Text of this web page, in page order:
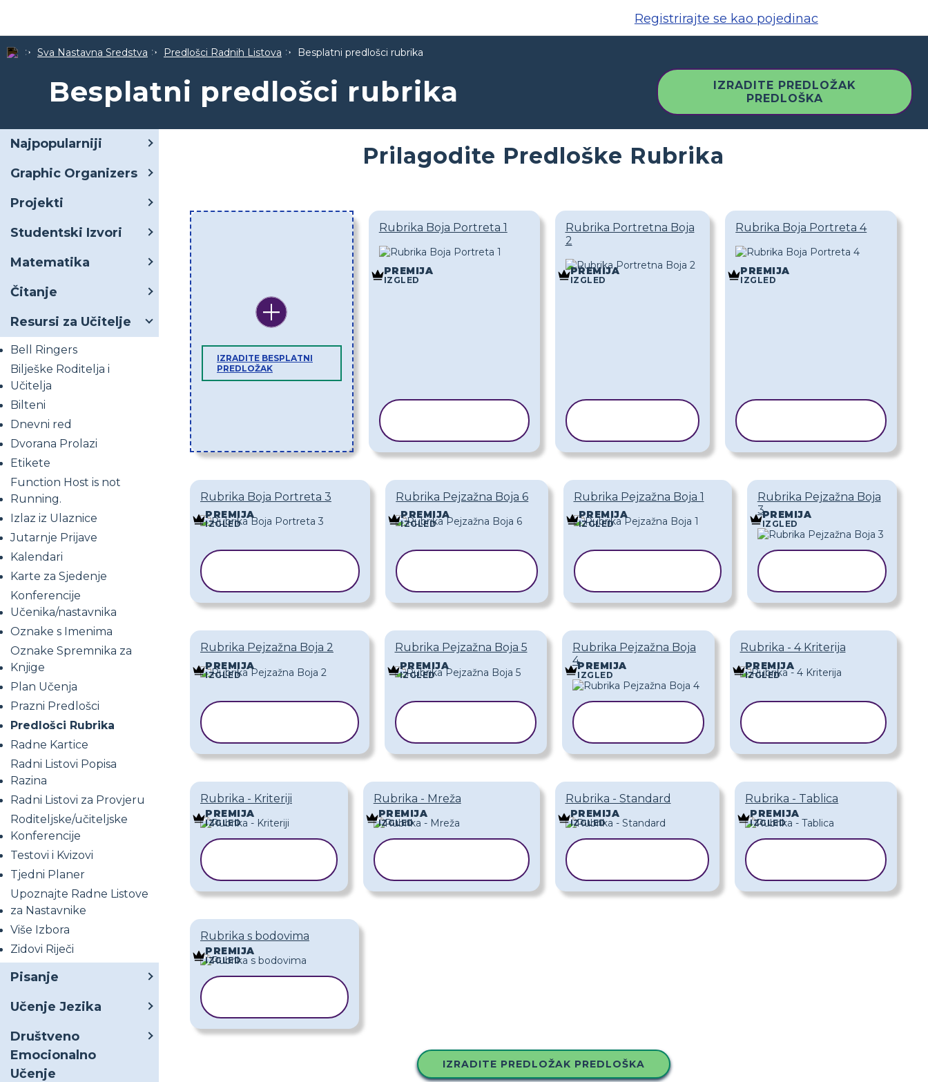
Registrirajte se kao pojedinac
Sva Nastavna Sredstva Predlošci Radnih Listova Besplatni predlošci rubrika
Besplatni predlošci rubrika
IZRADITE PREDLOŽAK
PREDLOŠKA
Najpopularniji
Graphic Organizers
Projekti
Studentski Izvori
Matematika
Čitanje
Resursi za Učitelje
Bell Ringers
Bilješke Roditelja i
Učitelja
Bilteni
Dnevni red
Dvorana Prolazi
Etikete
Function Host is not
Running.
Izlaz iz Ulaznice
Jutarnje Prijave
Kalendari
Karte za Sjedenje
Konferencije
Učenika/nastavnika
Oznake s Imenima
Oznake Spremnika za
Knjige
Plan Učenja
Prazni Predlošci
Predlošci Rubrika
Radne Kartice
Radni Listovi Popisa
Razina
Radni Listovi za Provjeru
Roditeljske/učiteljske
Konferencije
Testovi i Kvizovi
Tjedni Planer
Upoznajte Radne Listove
za Nastavnike
Više Izbora
Zidovi Riječi
Pisanje
Učenje Jezika
Društveno
Emocionalno
Učenje
Prilagodite Predloške Rubrika
IZRADITE BESPLATNI
PREDLOŽAK
Rubrika Boja Portreta 1
PREMIJA
IZGLED
Rubrika Portretna Boja
2
PREMIJA
IZGLED
Rubrika Boja Portreta 4
PREMIJA
IZGLED
Rubrika Boja Portreta 3
PREMIJA
IZGLED
Rubrika Pejzažna Boja 6
PREMIJA
IZGLED
Rubrika Pejzažna Boja 1
PREMIJA
IZGLED
Rubrika Pejzažna Boja
3PREMIJA
IZGLED
Rubrika Pejzažna Boja 2
PREMIJA
IZGLED
Rubrika Pejzažna Boja 5
PREMIJA
IZGLED
Rubrika Pejzažna Boja
4PREMIJA
IZGLED
Rubrika - 4 Kriterija
PREMIJA
IZGLED
Rubrika - Kriteriji
PREMIJA
IZGLED
Rubrika - Mreža
PREMIJA
IZGLED
Rubrika - Standard
PREMIJA
IZGLED
Rubrika - Tablica
PREMIJA
IZGLED
Rubrika s bodovima
PREMIJA
IZGLED
IZRADITE PREDLOŽAK PREDLOŠKA